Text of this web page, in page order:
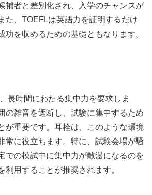
補者と差別化され、入学のチャンスが
た、TOEFLは英語力を証明するだけ
功を収めるための基礎ともなります。
長時間にわたる集中力を要求しま
の雑音を遮断し、試験に集中するため
が重要です。耳栓は、このような環境
常に役立ちます。特に、試験会場が騒
での模試中に集中力が散漫になるのを
利用することが推奨されます。